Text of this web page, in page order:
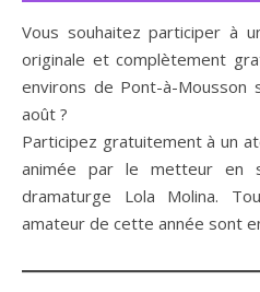
Vous souhaitez participer à
originale et complètement
environs de Pont-à-
août ?
Participez gratuitement à un
animée par le metteur en
dramaturge Lola Molina.
amateur de cette année sont